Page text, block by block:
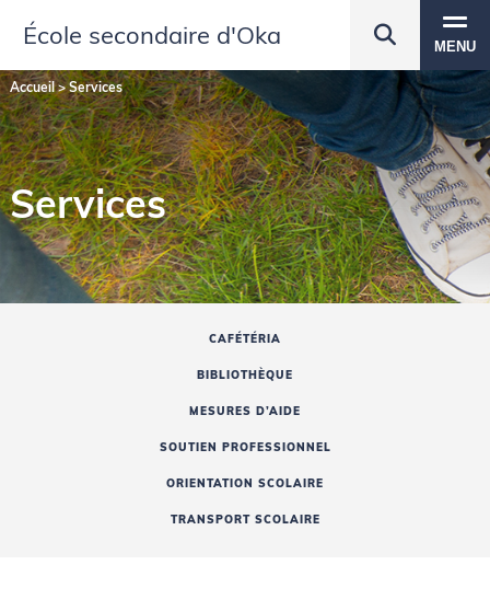
École secondaire d'Oka MENU
Accueil>Services
Services
CAFÉTÉRIA
BIBLIOTHÈQUE
MESURES D’AIDE
SOUTIEN PROFESSIONNEL
ORIENTATION SCOLAIRE
TRANSPORT SCOLAIRE